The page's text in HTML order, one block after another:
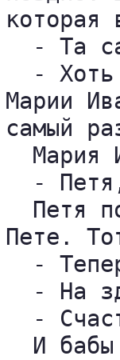
- Та
-
Марии
самый
Мария
-
Петя
Пете.
-
- На
-
И